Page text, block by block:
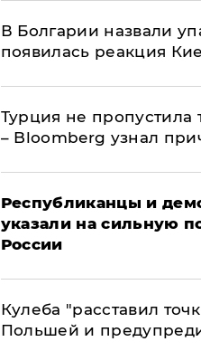
В Болгарии назвали
появилась реакция
Турция не
– Bloomberg узнал
Республиканцы и
указали на сильную
России
Кулеба "расставил
Польшей и